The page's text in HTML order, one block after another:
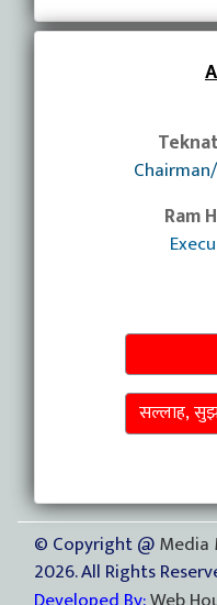
Ram
सल्लाह,
© Copyright @Media
2026. All Rights